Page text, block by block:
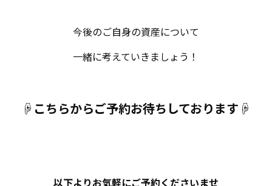
今後のご自身の資産について
一緒に考えていきましょう！
☟こちらからご予約お待ちしております☟
以下よりお気軽にご予約くださいませ